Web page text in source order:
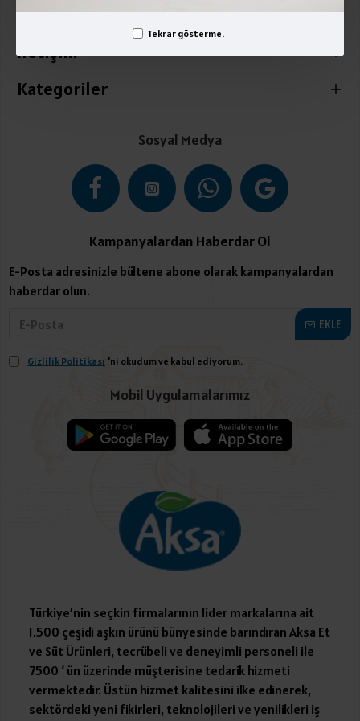
Tekrar gösterme.
Üyelik İşlemleri
İletişim
Kategoriler
Sosyal Medya
Kampanyalardan Haberdar Ol
E-Posta adresinizle bültene abone olarak kampanyalardan
haberdar olun.
EKLE
Gizlilik Politikası 'ni okudum ve kabul ediyorum.
Mobil Uygulamalarımız
Türkiye’nin seçkin firmalarının lider markalarına ait
1.500 çeşidi aşkın ürünü bünyesinde barındıran Aksa Et
ve Süt Ürünleri, tecrübeli ve deneyimli personeli ile
7500 ‘ ün üzerinde müşterisine tedarik hizmeti
vermektedir. Üstün hizmet kalitesini ilke edinerek,
sektördeki yeni fikirleri, teknolojileri ve yenilikleri iş